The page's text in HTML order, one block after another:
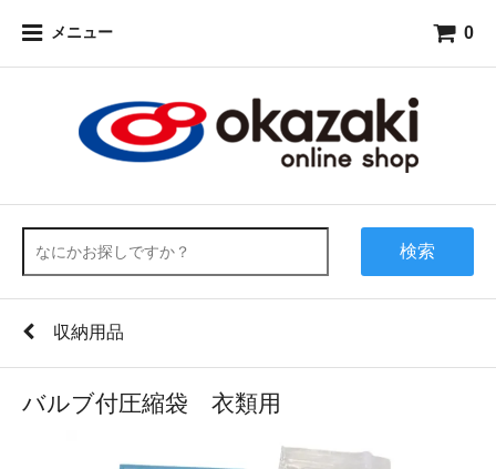
メニュー 0
検索
収納用品
バルブ付圧縮袋 衣類用